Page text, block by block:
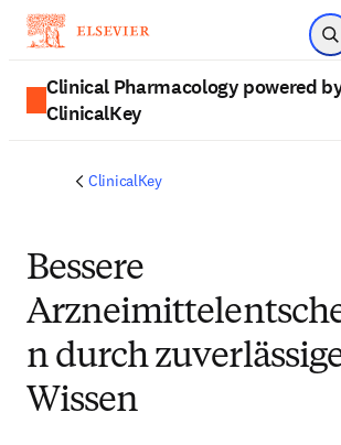
Zum
Clinical Pharmacology powered
ClinicalKey
ClinicalKey
Bessere
n durch
Wissen